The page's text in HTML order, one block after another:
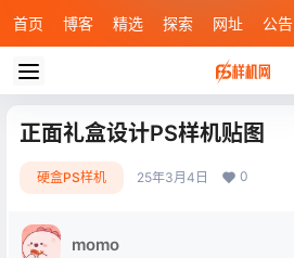
首页 博客 精选 探索 网址 公告
正面礼盒设计PS样机贴图
硬盒PS样机 25年3月4日 0
momo